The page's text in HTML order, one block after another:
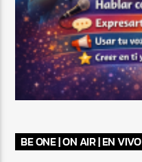
BE ONE | ON AIR | EN VIVO